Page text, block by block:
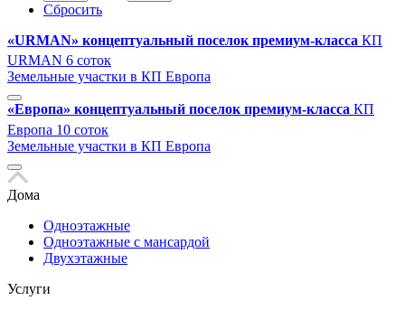
Сбросить
«URMAN» концептуальный поселок премиум-класса КП
URMAN 6 соток
Земельные участки в КП Европа
«Европа» концептуальный поселок премиум-класса КП
Европа 10 соток
Земельные участки в КП Европа
Дома
Одноэтажные
Одноэтажные с мансардой
Двухэтажные
Услуги